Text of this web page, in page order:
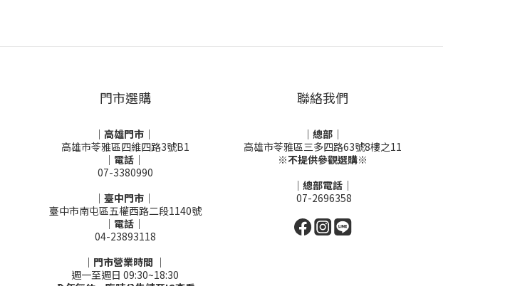
門市選購
｜高雄門市｜
高雄市苓雅區四維四路3號B1
｜電話｜
07-3380990
｜臺中門市｜
臺中市南屯區五權西路二段1140號
｜電話｜
04-23893118
｜門市營業時間 ｜
週一至週日 09:30~18:30
聯絡我們
｜總部｜
高雄市苓雅區三多四路63號8樓之11
※不提供參觀選購※
｜總部電話｜
07-2696358